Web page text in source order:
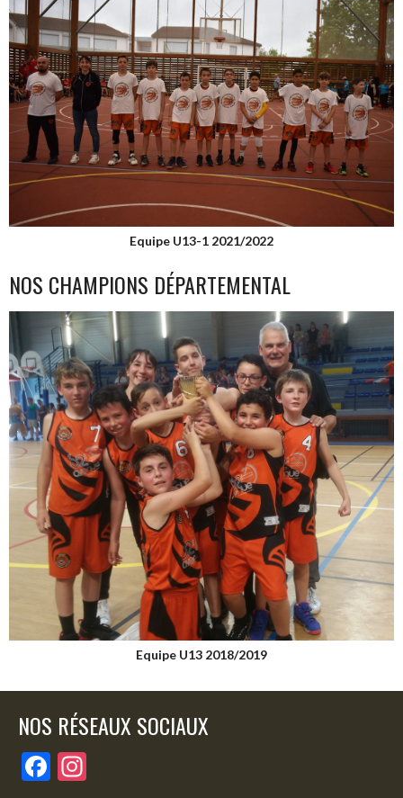
Equipe U13-1 2021/2022
NOS CHAMPIONS DÉPARTEMENTAL
Equipe U13 2018/2019
NOS RÉSEAUX SOCIAUX
F